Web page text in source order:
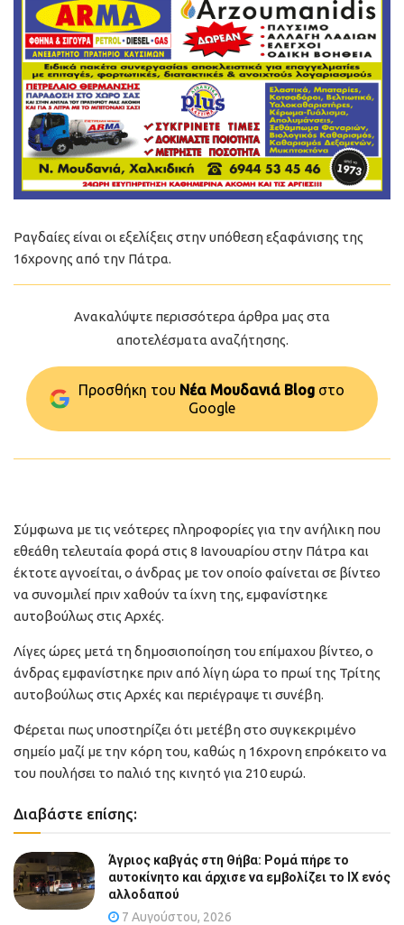
Ραγδαίες είναι οι εξελίξεις στην υπόθεση εξαφάνισης της
16χρονης από την Πάτρα.
Ανακαλύψτε περισσότερα άρθρα μας στα
αποτελέσματα αναζήτησης.
Προσθήκη του Νέα Μουδανιά Blog στo
Google
Σύμφωνα με τις νεότερες πληροφορίες για την ανήλικη που
εθεάθη τελευταία φορά στις 8 Ιανουαρίου στην Πάτρα και
έκτοτε αγνοείται, ο άνδρας με τον οποίο φαίνεται σε βίντεο
να συνομιλεί πριν χαθούν τα ίχνη της, εμφανίστηκε
αυτοβούλως στις Αρχές.
Λίγες ώρες μετά τη δημοσιοποίηση του επίμαχου βίντεο, ο
άνδρας εμφανίστηκε πριν από λίγη ώρα το πρωί της Τρίτης
αυτοβούλως στις Αρχές και περιέγραψε τι συνέβη.
Φέρεται πως υποστηρίζει ότι μετέβη στο συγκεκριμένο
σημείο μαζί με την κόρη του, καθώς η 16χρονη επρόκειτο να
του πουλήσει το παλιό της κινητό για 210 ευρώ.
Διαβάστε επίσης:
Άγριος καβγάς στη Θήβα: Ρομά πήρε το
αυτοκίνητο και άρχισε να εμβολίζει το ΙΧ ενός
αλλοδαπού
7 Αυγούστου, 2026